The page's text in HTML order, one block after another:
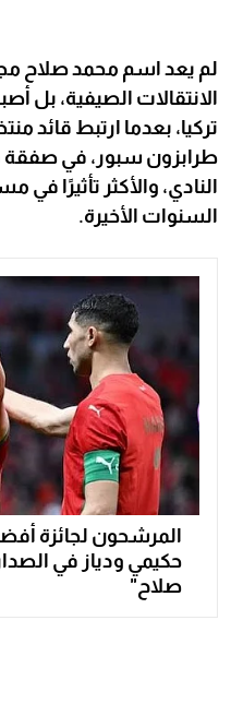
لم يعد اسم محمد صلاح
الانتقالات الصيفية، بل
تركيا، بعدما ارتبط قائد
طرابزون سبور، في صفقة
النادي، والأكثر تأثيرًا في
السنوات الأخيرة.
حكيمي ودياز في
صلاح"